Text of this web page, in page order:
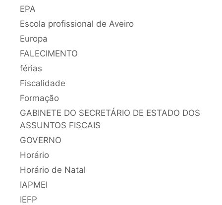
EPA
Escola profissional de Aveiro
Europa
FALECIMENTO
férias
Fiscalidade
Formação
GABINETE DO SECRETÁRIO DE ESTADO DOS
ASSUNTOS FISCAIS
GOVERNO
Horário
Horário de Natal
IAPMEI
IEFP